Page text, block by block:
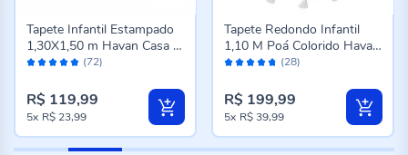
Avaliação: (72)
Tapete Infantil Estampado
1,30X1,50 m Havan Casa -
Autorama
R$ 119,99
5x R$ 23,99
Avaliação: (28)
Tapete Redondo Infantil
1,10 M Poá Colorido Havan
Casa - Off White Color
R$ 199,99
5x R$ 39,99